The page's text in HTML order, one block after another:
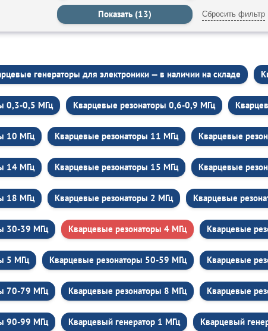
Сбросить фильтр
генераторы для электроники — в наличии на складе
0,3-0,5 МГц Кварцевые резонаторы 0,6-0,9 МГц
10 МГц Кварцевые резонаторы 11 МГц Кварцевые
14 МГц Кварцевые резонаторы 15 МГц Кварцевые
18 МГц Кварцевые резонаторы 2 МГц Кварцевые
30-39 МГц Кварцевые резонаторы 4 МГц Кварцевые
5 МГц Кварцевые резонаторы 50-59 МГц Кварцевые
70-79 МГц Кварцевые резонаторы 8 МГц Кварцевые
90-99 МГц Кварцевый генератор 1 МГц Кварцевый